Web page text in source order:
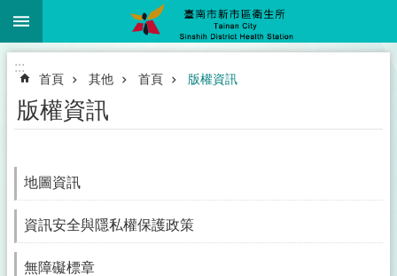
跳到主要內容區塊
:::
首頁 其他 首頁 版權資訊
版權資訊
地圖資訊
資訊安全與隱私權保護政策
無障礙標章